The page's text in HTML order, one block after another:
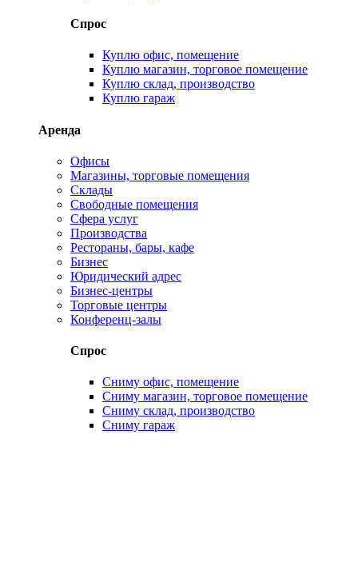
Спрос
Куплю офис, помещение
Куплю магазин, торговое помещение
Куплю склад, производство
Куплю гараж
Аренда
Офисы
Магазины, торговые помещения
Склады
Свободные помещения
Сфера услуг
Производства
Рестораны, бары, кафе
Бизнес
Юридический адрес
Бизнес-центры
Торговые центры
Конференц-залы
Спрос
Сниму офис, помещение
Сниму магазин, торговое помещение
Сниму склад, производство
Сниму гараж